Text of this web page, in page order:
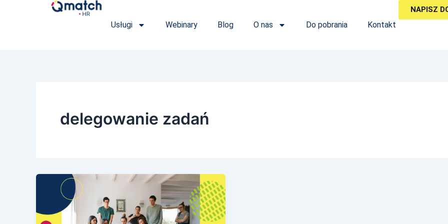
Usługi Webinary Blog O nas Do pobrania Kontakt
NAPISZ
delegowanie zadań